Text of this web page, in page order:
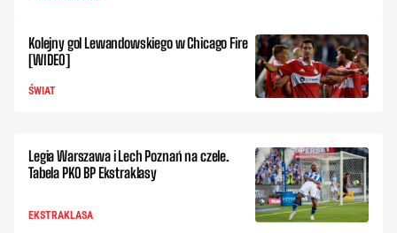
Kolejny gol Lewandowskiego w Chicago Fire
[WIDEO]
ŚWIAT
Legia Warszawa i Lech Poznań na czele.
Tabela PKO BP Ekstraklasy
EKSTRAKLASA